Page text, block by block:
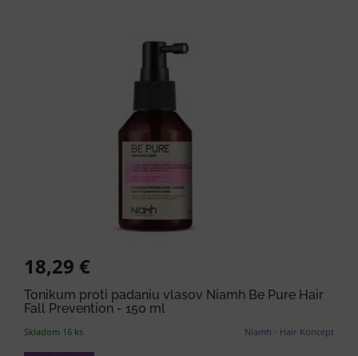
18,29 €
Tonikum proti padaniu vlasov Niamh Be Pure Hair
Fall Prevention - 150 ml
Niamh - Hair Koncept
Skladom 16 ks